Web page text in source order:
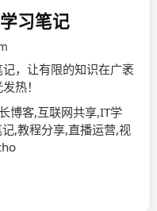
习笔记
，让有限的知识在广袤
热！
博客,互联网共享,IT学
,教程分享,直播运营,视